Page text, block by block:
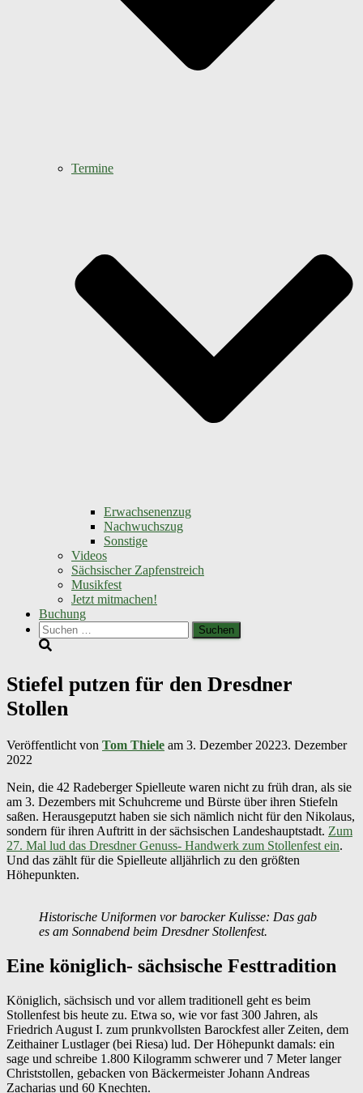
Termine
Erwachsenenzug
Nachwuchszug
Sonstige
Videos
Sächsischer Zapfenstreich
Musikfest
Jetzt mitmachen!
Buchung
Suchen
nach:
Stiefel putzen für den Dresdner
Stollen
Veröffentlicht von Tom Thiele am 3. Dezember 20223. Dezember
2022
Nein, die 42 Radeberger Spielleute waren nicht zu früh dran, als sie
am 3. Dezembers mit Schuhcreme und Bürste über ihren Stiefeln
saßen. Herausgeputzt haben sie sich nämlich nicht für den Nikolaus,
sondern für ihren Auftritt in der sächsischen Landeshauptstadt. Zum
27. Mal lud das Dresdner Genuss- Handwerk zum Stollenfest ein.
Und das zählt für die Spielleute alljährlich zu den größten
Höhepunkten.
Historische Uniformen vor barocker Kulisse: Das gab
es am Sonnabend beim Dresdner Stollenfest.
Eine königlich- sächsische Festtradition
Königlich, sächsisch und vor allem traditionell geht es beim
Stollenfest bis heute zu. Etwa so, wie vor fast 300 Jahren, als
Friedrich August I. zum prunkvollsten Barockfest aller Zeiten, dem
Zeithainer Lustlager (bei Riesa) lud. Der Höhepunkt damals: ein
sage und schreibe 1.800 Kilogramm schwerer und 7 Meter langer
Christstollen, gebacken von Bäckermeister Johann Andreas
Zacharias und 60 Knechten.